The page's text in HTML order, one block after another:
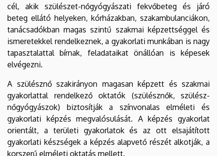
cél, akik szülészet-nőgyógyászati fekvőbeteg és járó
beteg ellátó helyeken, kórházakban, szakambulanciákon,
tanácsadókban magas szintű szakmai képzettséggel és
ismeretekkel rendelkeznek, a gyakorlati munkában is nagy
tapasztalattal bírnak, feladataikat önállóan is képesek
elvégezni.
A szülésznő szakirányon magasan képzett és szakmai
gyakorlattal rendelkező oktatók (szülésznők, szülész-
nőgyógyászok) biztosítják a színvonalas elméleti és
gyakorlati képzés megvalósulását. A képzés gyakorlat
orientált, a területi gyakorlatok és az ott elsajátított
gyakorlati készségek a képzés alapvető részét alkotják, a
korszerű elméleti oktatás mellett.